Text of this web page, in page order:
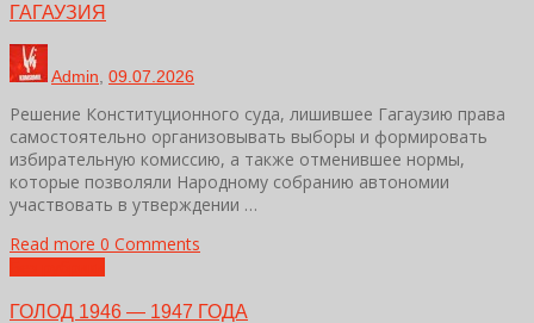
ГАГАУЗИЯ
Admin, 09.07.2026
Решение Конституционного суда, лишившее Гагаузию права
самостоятельно организовывать выборы и формировать
избирательную комиссию, а также отменившее нормы,
которые позволяли Народному собранию автономии
участвовать в утверждении …
Read more 0 Comments
ГОЛОД 1946 — 1947 ГОДА